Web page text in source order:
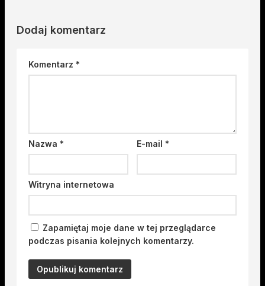
Dodaj komentarz
Komentarz *
Nazwa * E-mail*
Witryna internetowa
Zapamiętaj moje dane w tej przeglądarce
podczas pisania kolejnych komentarzy.